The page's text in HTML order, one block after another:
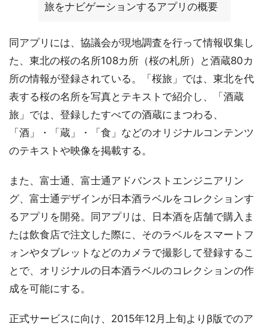
旅をナビゲーションするアプリの概要
同アプリには、協議会が現地調査を行って情報収集し
た、東北の桜の名所108カ所（桜の札所）と酒蔵80カ
所の情報が登録されている。「桜旅」では、東北を代
表する桜の名所を写真とテキストで紹介し、「酒蔵
旅」では、登録したすべての酒蔵にまつわる、
「酒」・「蔵」・「食」などのオリジナルコンテンツ
のテキストや映像を掲載する。
また、富士通、富士通アドバンストエンジニアリン
グ、富士通デザインが日本酒ラベルをコレクションす
るアプリを開発。同アプリは、日本酒を店舗で購入ま
たは飲食店で注文した際に、そのラベルをスマートフ
ォンやタブレットなどのカメラで撮影して登録するこ
とで、オリジナルの日本酒ラベルのコレクションの作
成を可能にする。
正式サービスに向け、2015年12月上旬よりβ版でのア